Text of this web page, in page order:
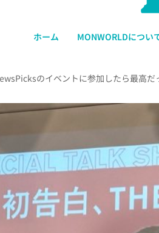
ホーム MONWORLDについ
のイベントに参加したら最高だ